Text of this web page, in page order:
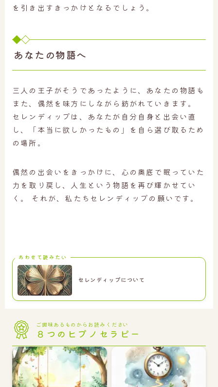
を引き出すきっかけとなるでしょう。
あなたの物語へ
三人の王子がそうであったように、あなたの物語も
また、偶然を味方にしながら紡がれていきます。
セレンディップは、あなたが自分自身と出会い直
し、「本当に欲しかったもの」を自ら選び取るため
の場所。
偶然の出会いをきっかけに、心の奥底で眠っていた
力を取り戻し、人生という物語を再び輝かせてい
く。 それが、私たちセレンディップの願いです。
あわせて読みたい
セレンディップについて
ご興味あるものからお読みください
８つの ヒプノセラピー